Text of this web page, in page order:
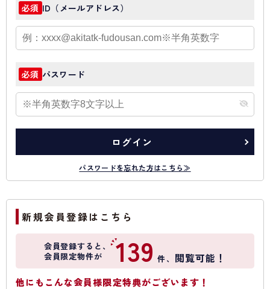
必須 ID（メールアドレス）
必須 パスワード
ログイン
パスワードを忘れた方はこちら≫
新規会員登録はこちら
会員登録すると、
会員限定物件が
139 件、 閲覧可能！
他にもこんな会員様限定特典がございます！